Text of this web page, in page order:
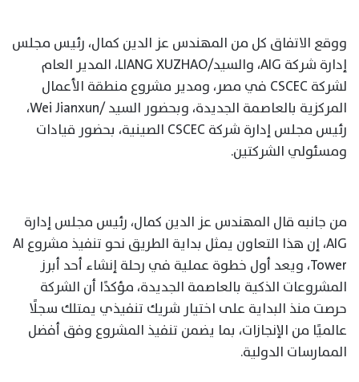
ووقع الاتفاق كل من المهندس عز الدين كمال، رئيس مجلس
إدارة شركة AIG، والسيد/LIANG XUZHAO، المدير العام
لشركة CSCEC في مصر، ومدير مشروع منطقة الأعمال
المركزية بالعاصمة الجديدة، وبحضور السيد /Wei Jianxun،
رئيس مجلس إدارة شركة CSCEC الصينية، بحضور قيادات
ومسئولي الشركتين.
من جانبه قال المهندس عز الدين كمال، رئيس مجلس إدارة
AIG، إن هذا التعاون يمثل بداية الطريق نحو تنفيذ مشروع AI
Tower، ويعد أول خطوة عملية في رحلة إنشاء أحد أبرز
المشروعات الذكية بالعاصمة الجديدة، مؤكدًا أن الشركة
حرصت منذ البداية على اختيار شريك تنفيذي يمتلك سجلًا
عالميًا من الإنجازات، بما يضمن تنفيذ المشروع وفق أفضل
الممارسات الدولية.